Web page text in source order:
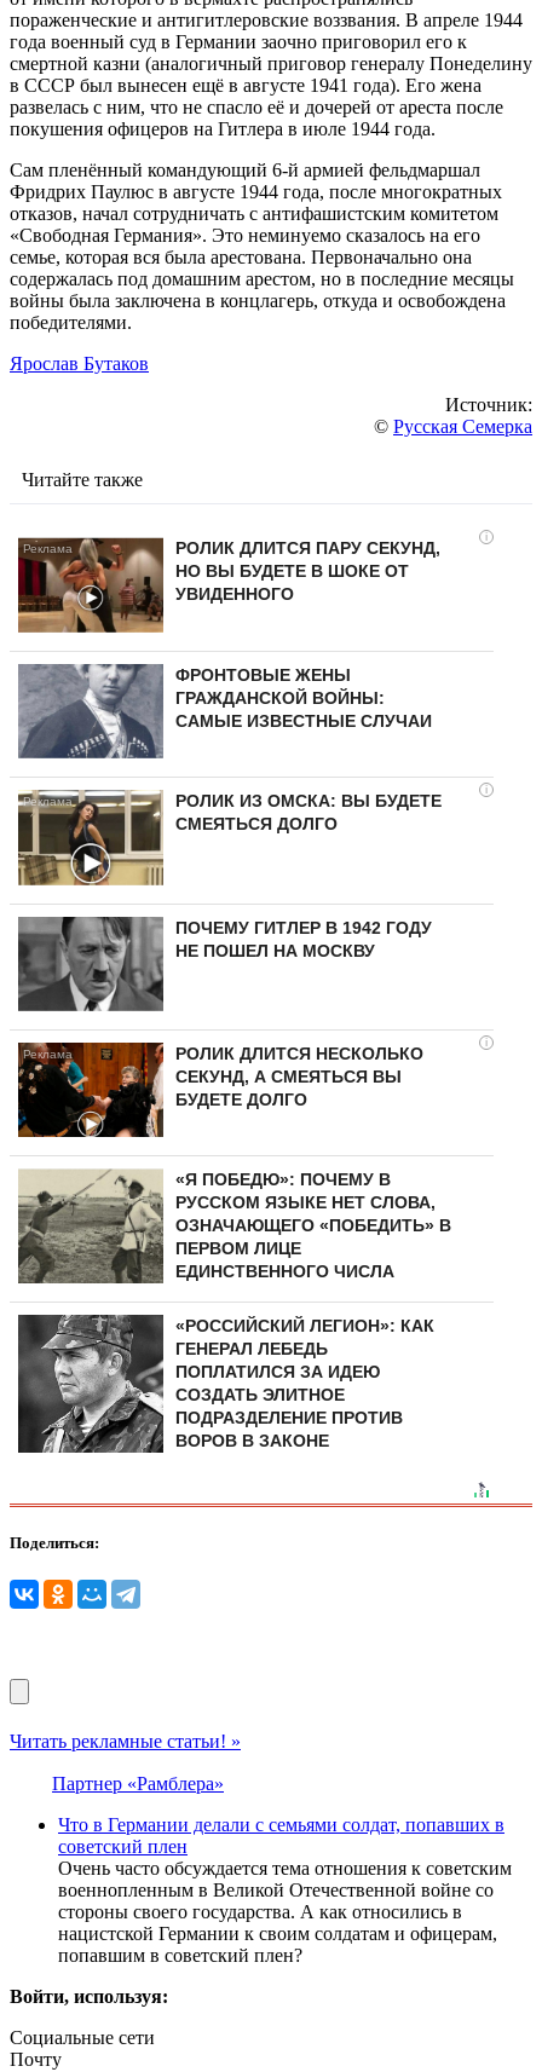
пораженческие и антигитлеровские воззвания. В апреле 1944
года военный суд в Германии заочно приговорил его к
смертной казни (аналогичный приговор генералу Понеделину
в СССР был вынесен ещё в августе 1941 года). Его жена
развелась с ним, что не спасло её и дочерей от ареста после
покушения офицеров на Гитлера в июле 1944 года.
Сам пленённый командующий 6-й армией фельдмаршал
Фридрих Паулюс в августе 1944 года, после многократных
отказов, начал сотрудничать с антифашистским комитетом
«Свободная Германия». Это неминуемо сказалось на его
семье, которая вся была арестована. Первоначально она
содержалась под домашним арестом, но в последние месяцы
войны была заключена в концлагерь, откуда и освобождена
победителями.
Ярослав Бутаков
Источник:
© Русская Семерка
Читайте также
i
РОЛИК ДЛИТСЯ ПАРУ СЕКУНД,
НО ВЫ БУДЕТЕ В ШОКЕ ОТ
УВИДЕННОГО
ФРОНТОВЫЕ ЖЕНЫ
ГРАЖДАНСКОЙ ВОЙНЫ:
САМЫЕ ИЗВЕСТНЫЕ СЛУЧАИ
i
РОЛИК ИЗ ОМСКА: ВЫ БУДЕТЕ
СМЕЯТЬСЯ ДОЛГО
ПОЧЕМУ ГИТЛЕР В 1942 ГОДУ
НЕ ПОШЕЛ НА МОСКВУ
i
РОЛИК ДЛИТСЯ НЕСКОЛЬКО
СЕКУНД, А СМЕЯТЬСЯ ВЫ
БУДЕТЕ ДОЛГО
«Я ПОБЕДЮ»: ПОЧЕМУ В
РУССКОМ ЯЗЫКЕ НЕТ СЛОВА,
ОЗНАЧАЮЩЕГО «ПОБЕДИТЬ» В
ПЕРВОМ ЛИЦЕ
ЕДИНСТВЕННОГО ЧИСЛА
«РОССИЙСКИЙ ЛЕГИОН»: КАК
ГЕНЕРАЛ ЛЕБЕДЬ
ПОПЛАТИЛСЯ ЗА ИДЕЮ
СОЗДАТЬ ЭЛИТНОЕ
ПОДРАЗДЕЛЕНИЕ ПРОТИВ
ВОРОВ В ЗАКОНЕ
Поделиться:
Читать рекламные статьи! »
Партнер «Рамблера»
Что в Германии делали с семьями солдат, попавших в
советский плен
Очень часто обсуждается тема отношения к советским
военнопленным в Великой Отечественной войне со
стороны своего государства. А как относились в
нацистской Германии к своим солдатам и офицерам,
попавшим в советский плен?
Войти, используя:
Социальные сети
Почту